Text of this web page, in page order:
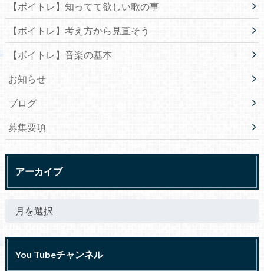
【ボイトレ】知ってて欲しい歌の事
【ボイトレ】考え方から見直そう
【ボイトレ】音楽の基本
お知らせ
ブログ
募集要項
アーカイブ
You Tubeチャンネル